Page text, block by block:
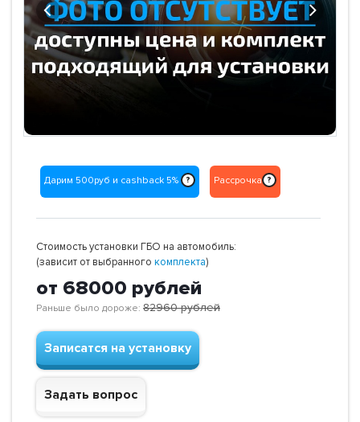
Previous Next
Дарим 500руб и cashback 5% ? Рассрочка ?
Стоимость установки ГБО на автомобиль:
(зависит от выбранного комплекта)
от 68000 рублей
Раньше было дороже: 82960рублей
Записатся на установку
Задать вопрос